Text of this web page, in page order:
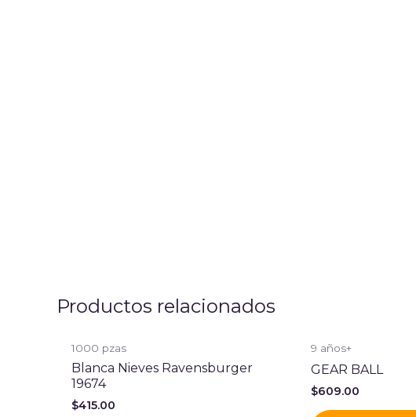
Productos relacionados
1000 pzas
Blanca Nieves Ravensburger
19674
$415.00
9 años+
GEAR BALL
$609.00